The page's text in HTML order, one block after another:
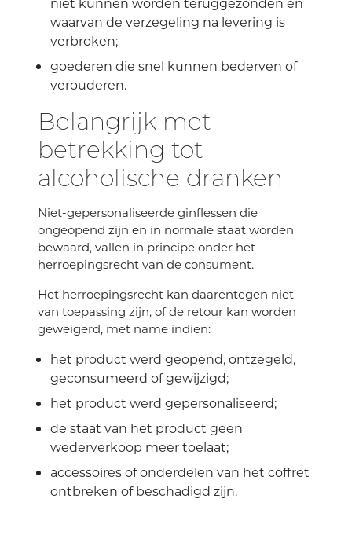
waarvan de verzegeling na levering is
verbroken;
goederen die snel kunnen bederven of
verouderen.
Belangrijk met
betrekking tot
alcoholische dranken
Niet-gepersonaliseerde ginflessen die
ongeopend zijn en in normale staat worden
bewaard, vallen in principe onder het
herroepingsrecht van de consument.
Het herroepingsrecht kan daarentegen niet
van toepassing zijn, of de retour kan worden
geweigerd, met name indien:
het product werd geopend, ontzegeld,
geconsumeerd of gewijzigd;
het product werd gepersonaliseerd;
de staat van het product geen
wederverkoop meer toelaat;
accessoires of onderdelen van het coffret
ontbreken of beschadigd zijn.